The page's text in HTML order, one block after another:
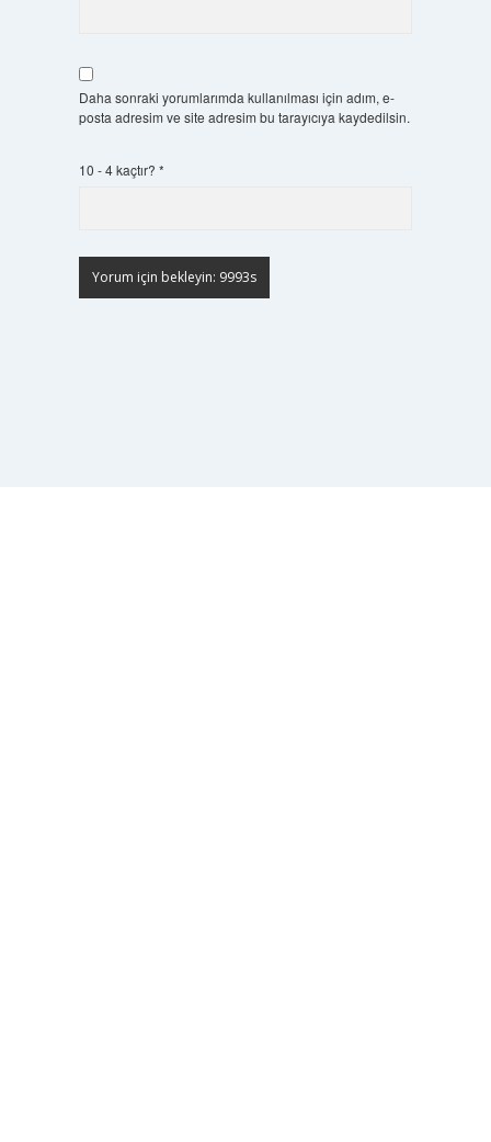
Daha sonraki yorumlarımda kullanılması için adım, e-
posta adresim ve site adresim bu tarayıcıya kaydedilsin.
10 - 4 kaçtır? *